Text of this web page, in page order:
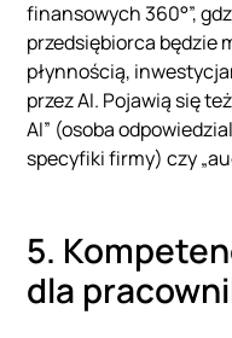
finansowych 360°”,
przedsiębiorca będzie
płynnością,
przez AI. Pojawią się
AI” (osoba
specyfiki firmy) czy
5.
dla